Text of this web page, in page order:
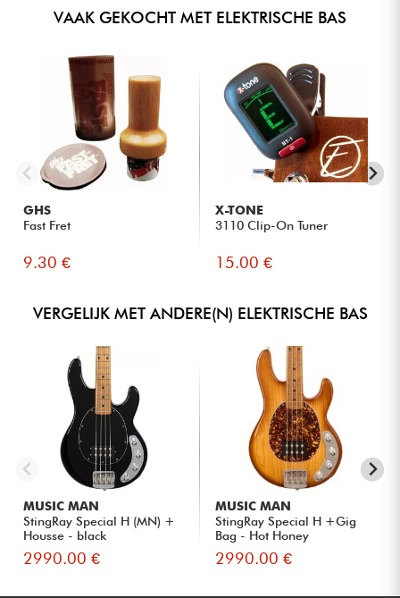
VAAK GEKOCHT MET ELEKTRISCHE BAS
GHS
Fast Fret
9.30 €
X-TONE
3110 Clip-On Tuner
15.00 €
VERGELIJK MET ANDERE(N) ELEKTRISCHE BAS
MUSIC MAN
StingRay Special H (MN) +
Housse - black
2990.00 €
MUSIC MAN
StingRay Special H +Gig
Bag - Hot Honey
2990.00 €